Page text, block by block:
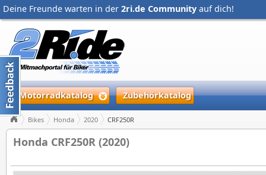
Deine Freunde warten in der 2ri.de Community auf dich!
Motorradkatalog Zubehörkatalog
Bikes Honda 2020 CRF250R
Honda CRF250R (2020)